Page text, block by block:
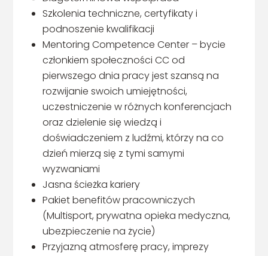
Szkolenia techniczne, certyfikaty i
podnoszenie kwalifikacji
Mentoring Competence Center – bycie
członkiem społeczności CC od
pierwszego dnia pracy jest szansą na
rozwijanie swoich umiejętności,
uczestniczenie w różnych konferencjach
oraz dzielenie się wiedzą i
doświadczeniem z ludźmi, którzy na co
dzień mierzą się z tymi samymi
wyzwaniami
Jasna ścieżka kariery
Pakiet benefitów pracowniczych
(Multisport, prywatna opieka medyczna,
ubezpieczenie na życie)
Przyjazną atmosferę pracy, imprezy